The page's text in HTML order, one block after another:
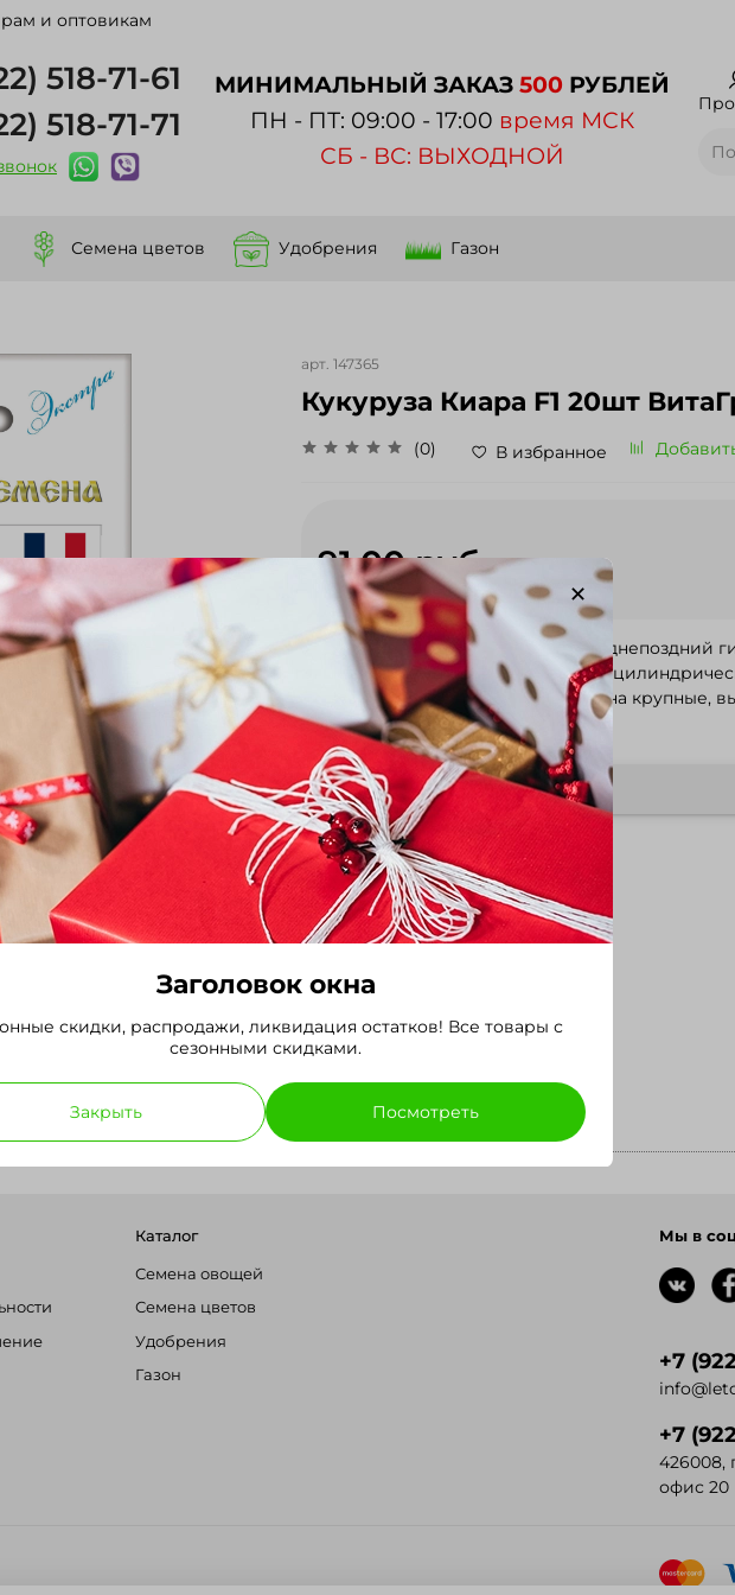
и оптовикам
518-71-61
518-71-71
МИНИМАЛЬНЫЙ ЗАКАЗ 500 РУБЛЕЙ
ПН - ПТ: 09:00 - 17:00 время МСК
СБ - ВС: ВЫХОДНОЙ
Семена цветов Удобрения Газон
арт. 147365
Кукуруза Киара F1 20шт
(0) В избранное
91.00 руб
Новинка, способная удивлять! Среднепоздний
(79 дней). Формирует однородные
25х5,5–6 см, 18–20 рядов зёрен. Зёрна крупные,
Долго не теряет вкусовых качеств.
Выбрать
Каталог
Семена овощей
Семена цветов
Удобрения
Газон
Мы в
+7
+7
426008,
офис 20
Заголовок окна
скидки, распродажи, ликвидация остатков! Все товары с
сезонными скидками.
Закрыть Посмотреть